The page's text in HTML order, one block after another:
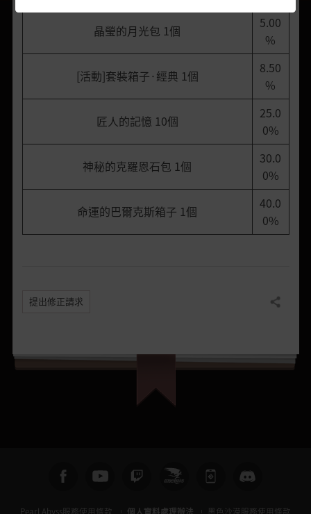
晶瑩的月光包 1個
5.00
%
[活動]套裝箱子·經典 1個
8.50
%
匠人的記憶 10個
25.0
0%
神秘的克羅恩石包 1個
30.0
0%
命運的巴爾克斯箱子 1個
40.0
0%
提出修正請求 分享
Pearl Abyss服務使用條款 個人資料處理辦法 黑色沙漠服務使用條款